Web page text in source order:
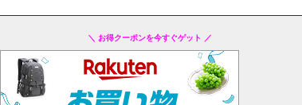
＼ お得クーポンを今すぐゲット ／